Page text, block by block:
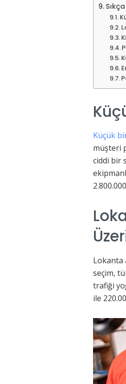
Küçük
müşteri
ciddi bir
Lokanta
seçim,
trafiği
ile